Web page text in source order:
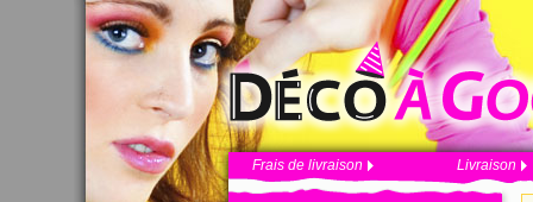
Frais de livraison Livraison